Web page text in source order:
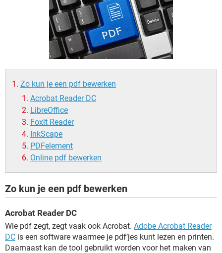
Zo kun je een pdf bewerken
Acrobat Reader DC
LibreOffice
Foxit Reader
InkScape
PDFelement
Online pdf bewerken
Zo kun je een pdf bewerken
Acrobat Reader DC
Wie pdf zegt, zegt vaak ook Acrobat. Adobe Acrobat Reader
DC is een software waarmee je pdf’jes kunt lezen en printen.
Daarnaast kan de tool gebruikt worden voor het maken van